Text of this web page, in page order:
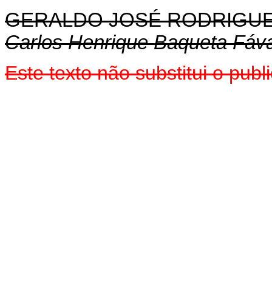
GERALDOJOSÉ
Carlos Henrique Baqueta
Este texto não substitui o